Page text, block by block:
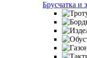
Брусчатка и